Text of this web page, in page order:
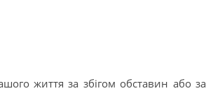
життя за збігом обставин або за